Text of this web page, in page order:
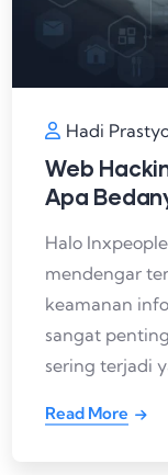
Hadi
Web
Apa
Halo
mendengar
keamanan
sangat
sering terjadi
Read More